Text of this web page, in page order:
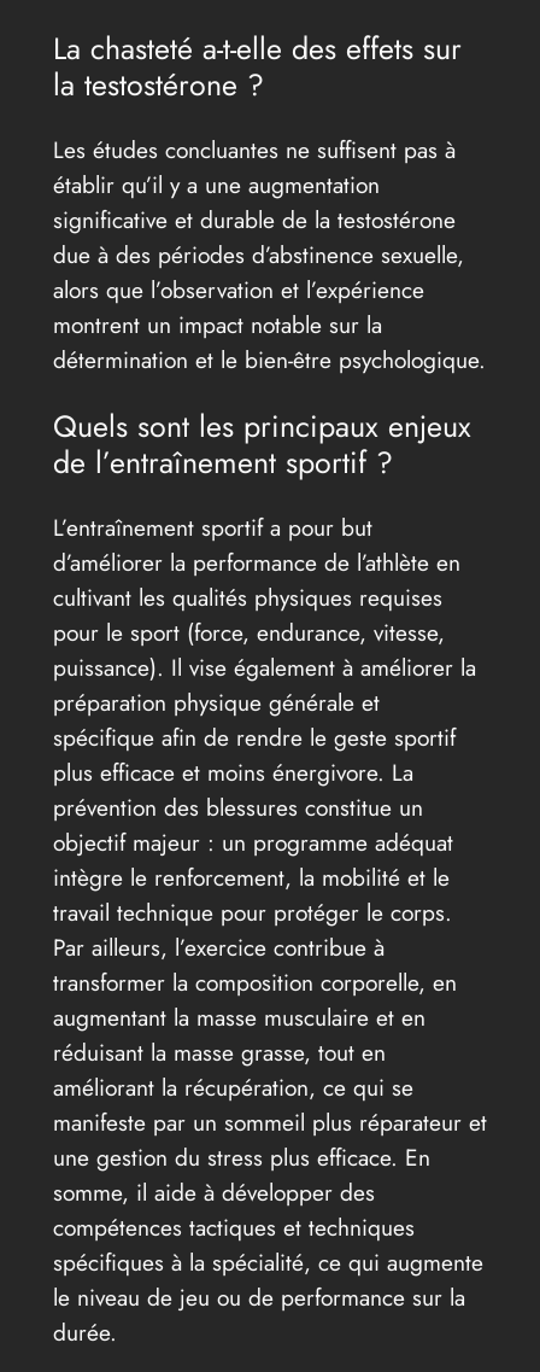
La chasteté a-t-elle des effets sur
la testostérone ?
Les études concluantes ne suffisent pas à
établir qu’il y a une augmentation
significative et durable de la testostérone
due à des périodes d’abstinence sexuelle,
alors que l’observation et l’expérience
montrent un impact notable sur la
détermination et le bien-être psychologique.
Quels sont les principaux enjeux
de l’entraînement sportif ?
L’entraînement sportif a pour but
d’améliorer la performance de l’athlète en
cultivant les qualités physiques requises
pour le sport (force, endurance, vitesse,
puissance). Il vise également à améliorer la
préparation physique générale et
spécifique afin de rendre le geste sportif
plus efficace et moins énergivore. La
prévention des blessures constitue un
objectif majeur : un programme adéquat
intègre le renforcement, la mobilité et le
travail technique pour protéger le corps.
Par ailleurs, l’exercice contribue à
transformer la composition corporelle, en
augmentant la masse musculaire et en
réduisant la masse grasse, tout en
améliorant la récupération, ce qui se
manifeste par un sommeil plus réparateur et
une gestion du stress plus efficace. En
somme, il aide à développer des
compétences tactiques et techniques
spécifiques à la spécialité, ce qui augmente
le niveau de jeu ou de performance sur la
durée.